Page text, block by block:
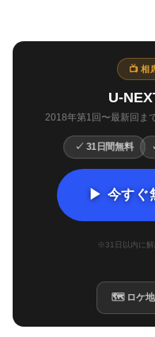
📺 相
U-
2018年第1回〜最新回ま
✓ 31日間無料
▶ 今すぐ
※31日以内に解
🗺 ロケ地